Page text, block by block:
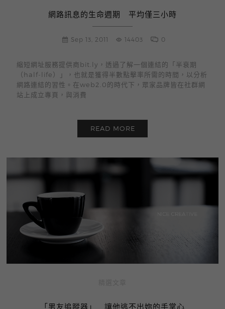
網路訊息的生命週期 平均僅三小時
Sep 13, 2011 14403 0
縮短網址服務提供商bit.ly，透過了解一個連結的「半衰期
（half-life）」，也就是獲得半數點擊率所需的時間，以分析
網路連結的習性。在web2.0的時代下，眾家品牌皆在社群網
站上成立專頁，與消費
READ MORE
「男友追蹤器」 讓他逃不出妳的手掌心